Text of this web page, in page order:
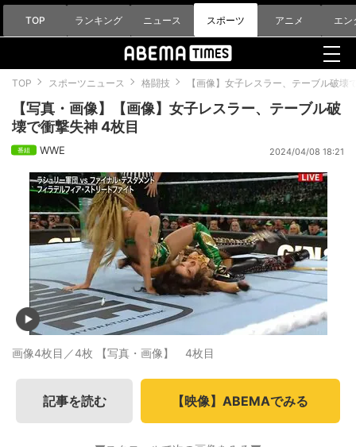
TOP ランキング ニュース スポーツ アニメ エン
TOP スポーツニュース 格闘技 【画像】女子レスラー、テーブル破壊
【写真・画像】【画像】女子レスラー、テーブル破
壊で衝撃失神 4枚目
WWE 2024/04/08 18:21
画像4枚目／4枚 【写真・画像】 4枚目
記事を読む 【映像】ABEMAでみる